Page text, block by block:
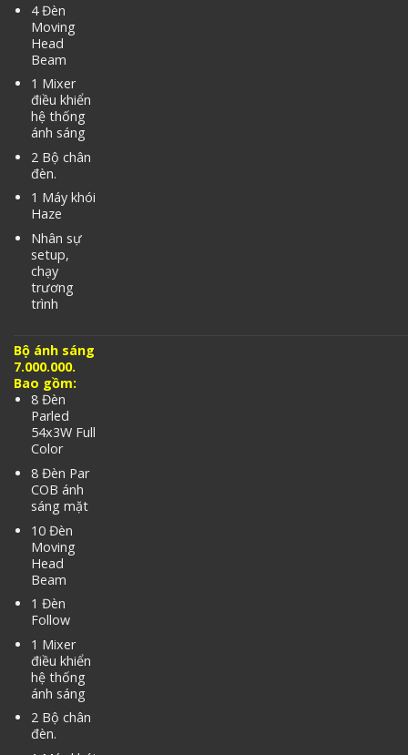
4 Đèn
Moving
Head
Beam
1 Mixer
điều khiển
hệ thống
ánh sáng
2 Bộ chân
đèn.
1 Máy khói
Haze
Nhân sự
setup,
chạy
trương
trình
Bộ ánh sáng
7.000.000.
Bao gồm:
8 Đèn
Parled
54x3W Full
Color
8 Đèn Par
COB ánh
sáng mặt
10 Đèn
Moving
Head
Beam
1 Đèn
Follow
1 Mixer
điều khiển
hệ thống
ánh sáng
2 Bộ chân
đèn.